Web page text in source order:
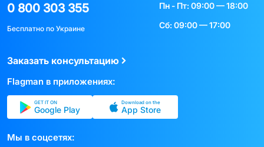
0 800 303 355
Бесплатно по Украине
Пн - Пт: 09:00 — 18:00
Сб: 09:00 — 17:00
Заказать консультацию
Flagman в приложениях:
GET IT ON
Google Play
Download on the
App Store
Мы в соцсетях: